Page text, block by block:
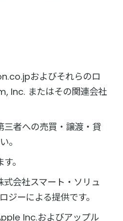
およびそれらのロ
Inc. またはその関連会社
三者への売買・譲渡・貸
。
。
会社スマート・ソリュ
ジーによる提供です。
Inc.およびアップル